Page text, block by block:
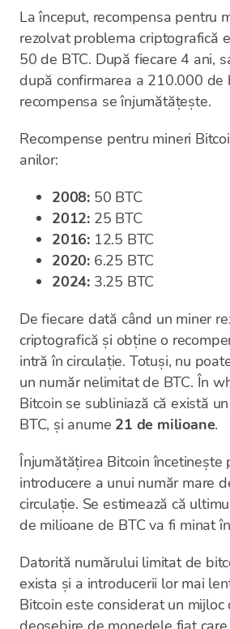
La început, recompensa pentru
rezolvat problema criptografică
50 de BTC. După fiecare 4 ani,
după confirmarea a 210.000 de
recompensa se înjumătățește.
Recompense pentru mineri
anilor:
2008: 50 BTC
2012: 25 BTC
2016: 12.5 BTC
2020: 6.25 BTC
2024: 3.25 BTC
De fiecare dată când un miner
criptografică și obține o
intră în circulație. Totuși, nu
un număr nelimitat de BTC. În
Bitcoin se subliniază că există
BTC, și anume 21 de milioane.
Înjumătățirea Bitcoin încetinește
introducere a unui număr mare
circulație. Se estimează că
de milioane de BTC va fi minat
Datorită numărului limitat de
exista și a introducerii lor mai
Bitcoin este considerat un